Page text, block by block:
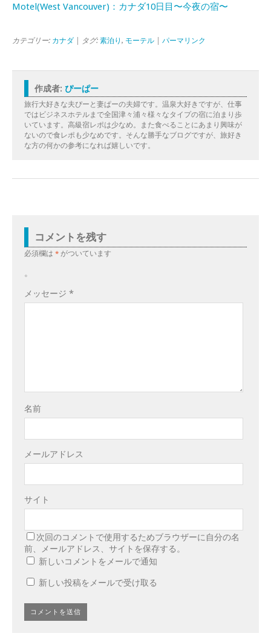
Motel(West Vancouver)：カナダ10日目〜今夜の宿〜
カテゴリー: カナダ | タグ: 素泊り , モーテル パーマリンク
作成者: ぴーぱー
旅行大好きな夫ぴーと妻ぱーの夫婦です。温泉大好きですが、仕事
ではビジネスホテルまで全国津々浦々様々なタイプの宿に泊まり歩
いています。高級宿レポは少なめ。また食べることにあまり興味が
ないので食レポも少なめです。そんな勝手なブログですが、旅好き
な方の何かの参考になれば嬉しいです。
コメントを残す
必須欄は * がついています
。
メッセージ *
名前
メールアドレス
サイト
次回のコメントで使用するためブラウザーに自分の名
前、メールアドレス、サイトを保存する。
新しいコメントをメールで通知
新しい投稿をメールで受け取る